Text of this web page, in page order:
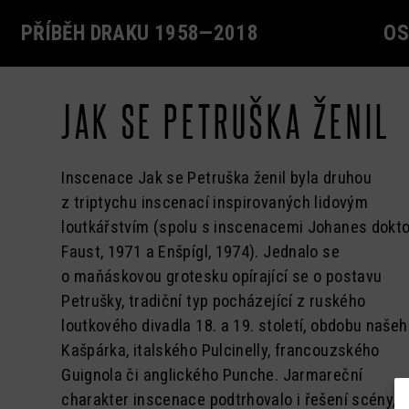
PŘÍBĚH DRAKU 1958—2018
JAK SE PETRUŠKA ŽENIL
Inscenace Jak se Petruška ženil byla druhou
z triptychu inscenací inspirovaných lidovým
loutkářstvím (spolu s inscenacemi Johanes
Faust, 1971 a Enšpígl, 1974). Jednalo se
o maňáskovou grotesku opírající se o postavu
Petrušky, tradiční typ pocházející z ruského
loutkového divadla 18. a 19. století, obdobu
Kašpárka, italského Pulcinelly, francouzského
Guignola či anglického Punche. Jarmareční
charakter inscenace podtrhovalo i řešení scény,
a upomínal na jednoduché stavby pouličních
produkcí. Její komediální povahu pak vystihl
v dobové recenzi v týdeníku Tvorba Petr
Aby děti věděly (1972)
Alenka zamilovaná (2004)
Babylónská věž (1993)
Bílý tesák (2018)
Carmen 20:07 (2007)
Černošská pohádka (1999)
Don Quijote (1996)
Enšpígl (1974)
Faust (2018)
Hamlet (2014)
Jiří Bareš
Jan Bílek
Ivana Bílková
Libuše Bogostová
Jan Borna
Jolana Brannyová
Martin Brunner
Miroslav Brzek
Jaroslav Bureš
Milena Černá
Tereza Dvořáčková
Jan Dvořák
Eliška Finková
Petr Habrovanský
Milan Hajn
Jan Hanyš
Patricie Homolová
Dušan Hřebíček
Anna Hrnečková
Eva Hrušková